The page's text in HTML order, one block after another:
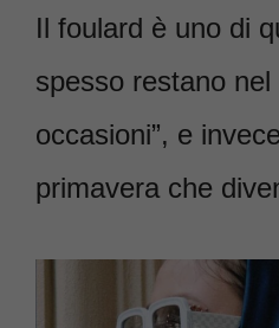
Il foulard è uno di
spesso restano nel
occasioni”, e
primavera che